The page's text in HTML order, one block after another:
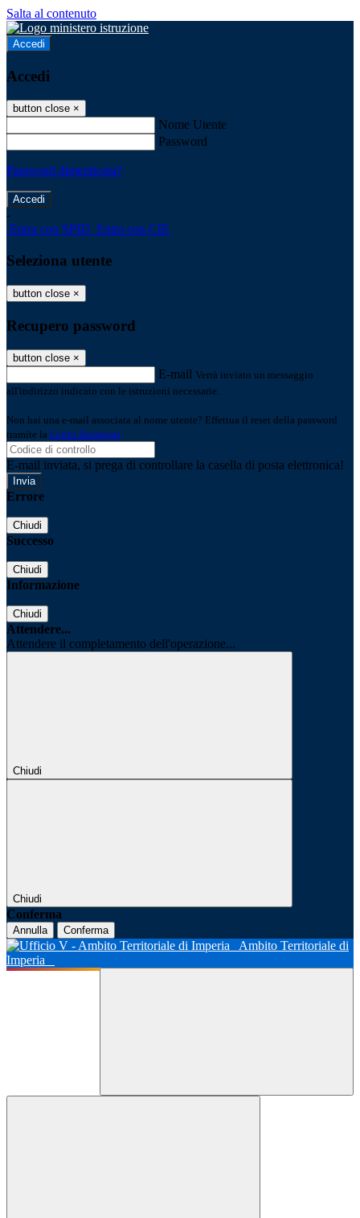
Salta al contenuto
Accedi
Accedi
button close ×
Nome Utente
Password
Password dimenticata?
-
Entra con SPID Entra con CIE
Seleziona utente
button close ×
Recupero password
button close ×
E-mail Verrà inviato un messaggio
all'indirizzo indicato con le istruzioni necessarie.
Non hai una e-mail associata al nome utente? Effettua il reset della password
tramite la Login Spaggiari
E-mail inviata, si prega di controllare la casella di posta elettronica!
Errore
Chiudi
Successo
Chiudi
Informazione
Chiudi
Attendere...
Attendere il completamento dell'operazione...
Chiudi
Chiudi
Conferma
Annulla Conferma
Ambito Territoriale di
Imperia